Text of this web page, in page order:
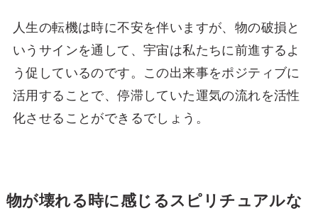
人生の転機は時に不安を伴いますが、物の破損と
いうサインを通して、宇宙は私たちに前進するよ
う促しているのです。この出来事をポジティブに
活用することで、停滞していた運気の流れを活性
化させることができるでしょう。
物が壊れる時に感じるスピリチュアルな